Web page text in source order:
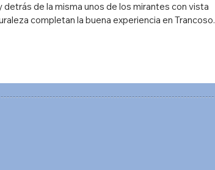
de la misma unos de los mirantes con vista
completan la buena experiencia en Trancoso.